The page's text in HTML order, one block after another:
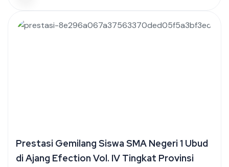
Prestasi Gemilang Siswa SMA Negeri 1 Ubud
di Ajang Efection Vol. IV Tingkat Provinsi